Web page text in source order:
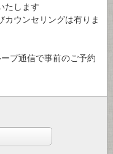
たします
ウンセリングは有りま
プ通信で事前のご予約